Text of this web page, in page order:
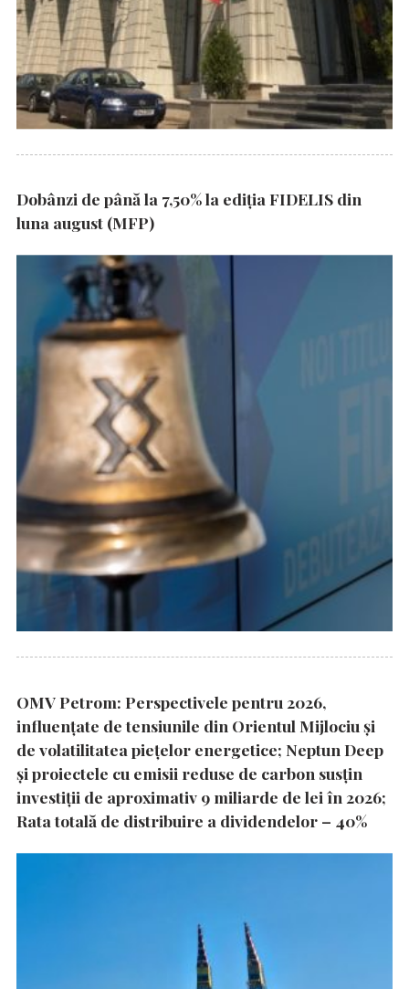
Dobânzi de până la 7,50% la ediția FIDELIS din
luna august (MFP)
OMV Petrom: Perspectivele pentru 2026,
influențate de tensiunile din Orientul Mijlociu și
de volatilitatea piețelor energetice; Neptun Deep
și proiectele cu emisii reduse de carbon susțin
investiții de aproximativ 9 miliarde de lei în 2026;
Rata totală de distribuire a dividendelor – 40%